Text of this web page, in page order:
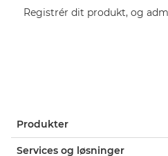
Registrér dit produkt, og
Produkter
Services og løsninger